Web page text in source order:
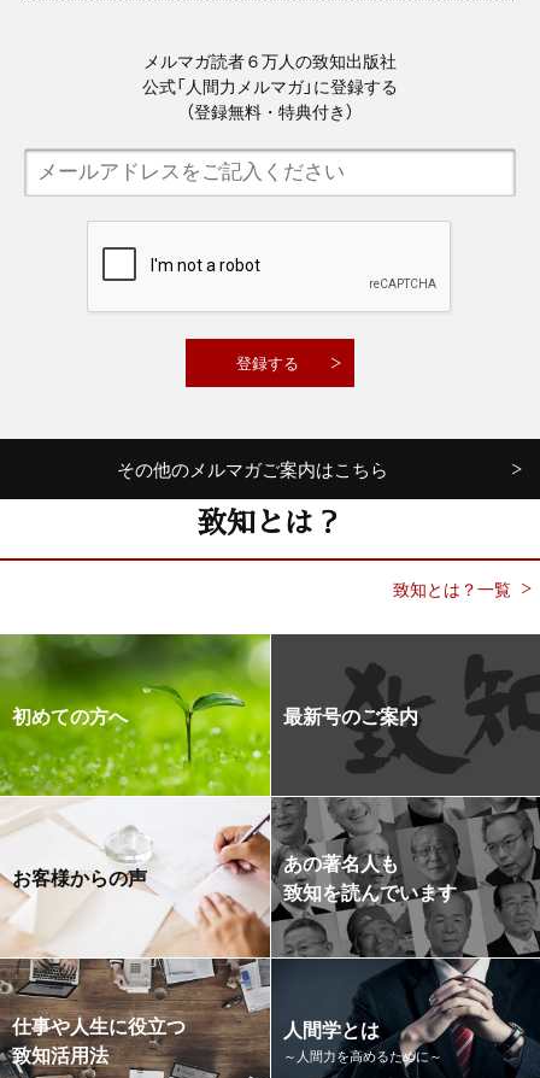
メルマガ読者６万人の致知出版社
公式「人間力メルマガ」に登録する
（登録無料・特典付き）
その他のメルマガご案内はこちら
致知とは？
致知とは？一覧
初めての方へ 最新号のご案内
お客様からの声
あの著名人も
致知を読んでいます
仕事や人生に役立つ
致知活用法
人間学とは
～人間力を高めるために～